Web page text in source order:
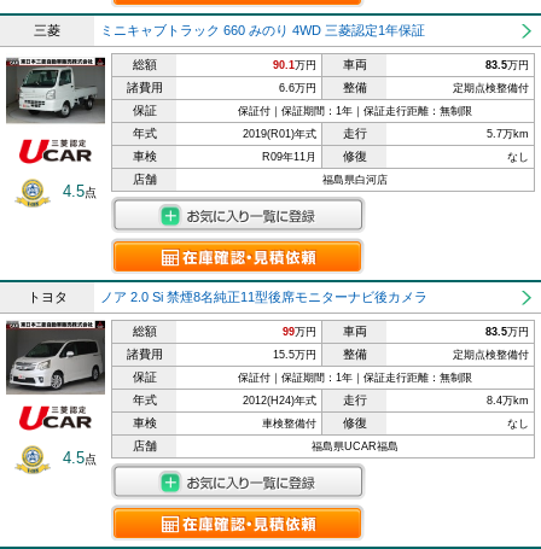
三菱 ミニキャブトラック 660 みのり 4WD 三菱認定1年保証
4.5点
総額 90.1万円 車両 83.5万円
諸費用 6.6万円 整備 定期点検整備付
保証 保証付｜保証期間：1年｜保証走行距離：無制限
年式 2019(R01)年式 走行 5.7万km
車検 R09年11月 修復 なし
店舗 福島県白河店
トヨタ ノア 2.0 Si 禁煙8名純正11型後席モニターナビ後カメラ
4.5点
総額 99万円 車両 83.5万円
諸費用 15.5万円 整備 定期点検整備付
保証 保証付｜保証期間：1年｜保証走行距離：無制限
年式 2012(H24)年式 走行 8.4万km
車検 車検整備付 修復 なし
店舗 福島県UCAR福島